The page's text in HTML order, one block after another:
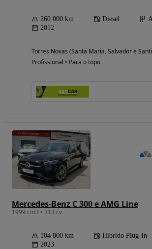
260 000 km Diesel
2012
Torres Novas (Santa Maria, Salvador e
Profissional • Para o topo
Mercedes-Benz C 300 e AMG Line
1999 cm3 • 313 cv
104 800 km Híbrido Plug-In
2023